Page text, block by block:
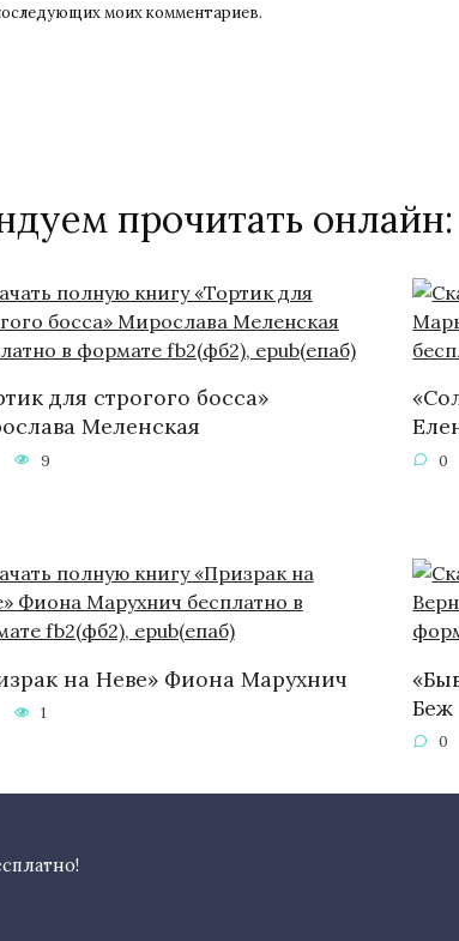
моих комментариев.
прочитать онлайн:
для строгого босса»
Меленская
9 0
на Неве» Фиона Марухнич
1
Беж
0